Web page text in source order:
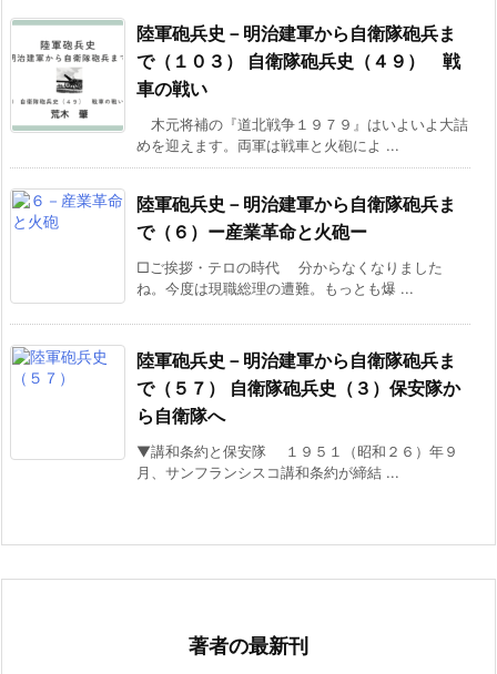
陸軍砲兵史－明治建軍から自衛隊砲兵ま
で（１０３） 自衛隊砲兵史（４９） 戦
車の戦い
木元将補の『道北戦争１９７９』はいよいよ大詰
めを迎えます。両軍は戦車と火砲によ ...
陸軍砲兵史－明治建軍から自衛隊砲兵ま
で（６）ー産業革命と火砲ー
□ご挨拶・テロの時代 分からなくなりました
ね。今度は現職総理の遭難。もっとも爆 ...
陸軍砲兵史－明治建軍から自衛隊砲兵ま
で（５７） 自衛隊砲兵史（３）保安隊か
ら自衛隊へ
▼講和条約と保安隊 １９５１（昭和２６）年９
月、サンフランシスコ講和条約が締結 ...
著者の最新刊